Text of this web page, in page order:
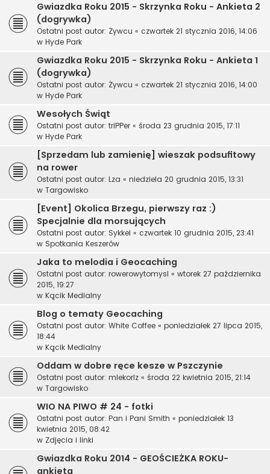
Gwiazdka Roku 2015 - Skrzynka Roku - Ankieta 2
(dogrywka)
Ostatni post autor: Żywcu « czwartek 21 stycznia 2016, 14:06
w Hyde Park
Gwiazdka Roku 2015 - Skrzynka Roku - Ankieta 1
(dogrywka)
Ostatni post autor: Żywcu « czwartek 21 stycznia 2016, 14:00
w Hyde Park
Wesołych Świąt
Ostatni post autor: triPPer « środa 23 grudnia 2015, 17:11
w Hyde Park
[Sprzedam lub zamienię] wieszak podsufitowy
na rower
Ostatni post autor: Lza « niedziela 20 grudnia 2015, 13:31
w Targowisko
[Event] Okolica Brzegu, pierwszy raz :)
Specjalnie dla morsujących
Ostatni post autor: Sykkel « czwartek 10 grudnia 2015, 23:41
w Spotkania Keszerów
Jaka to melodia i Geocaching
Ostatni post autor: rowerowytomysl « wtorek 27 października
2015, 19:27
w Kącik Medialny
Blog o tematy Geocaching
Ostatni post autor: White Coffee « poniedziałek 27 lipca 2015,
18:44
w Kącik Medialny
Oddam w dobre ręce kesze w Pszczynie
Ostatni post autor: mlekorlz « środa 22 kwietnia 2015, 21:14
w Targowisko
WIO NA PIWO # 24 - fotki
Ostatni post autor: Pan i Pani Smith « poniedziałek 13
kwietnia 2015, 08:42
w Zdjęcia i linki
Gwiazdka Roku 2014 - GEOŚCIEŻKA ROKU-
ankieta